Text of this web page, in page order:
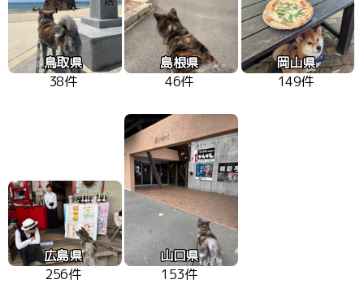
鳥取県
38件
島根県
46件
岡山県
149件
広島県
256件
山口県
153件